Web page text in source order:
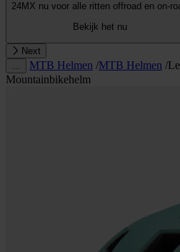
24MX nu voor alle ritten offroad en on-
Bekijk het nu
Next
MTB Helmen /MTB Helmen /
Mountainbikehelm